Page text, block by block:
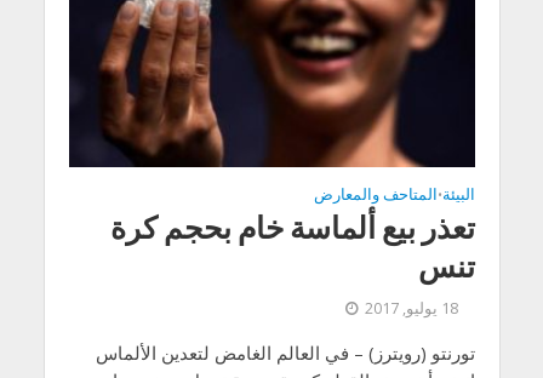
البيئة•المتاحف والمعارض
تعذر بيع ألماسة خام بحجم كرة
تنس
18 يوليو, 2017
تورنتو (رويترز) – في العالم الغامض لتعدين الألماس